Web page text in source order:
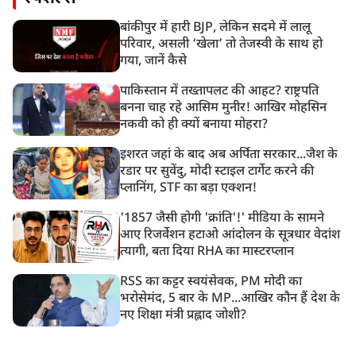
बांकीपुर में हारी BJP, लेकिन सदमे में लालू
परिवार, असली ‘खेला’ तो तेजस्वी के साथ हो
गया, जानें कैसे
पाकिस्तान में तख्तापलट की आहट? राष्ट्रपति
बनना चाह रहे आसिम मुनीर! आखिर मोहसिन
नकवी को ही क्यों बनाया मोहरा?
इशरत जहां के बाद अब अर्पिता सरकार...जैश के
रडार पर सुवेंदु, मोदी स्टाइल टार्गेट करने की
प्लानिंग, STF का बड़ा एक्शन!
'1857 जैसी होगी 'क्रांति'!' मीडिया के सामने
आए रिजर्वेशन हटाओ आंदोलन के सूत्रधार वेदांश
त्यागी, बता दिया RHA का मास्टरप्लान
RSS का कट्टर स्वयंसेवक, PM मोदी का
भरोसेमंद, 5 बार के MP...आखिर कौन हैं देश के
नए शिक्षा मंत्री प्रह्लाद जोशी?